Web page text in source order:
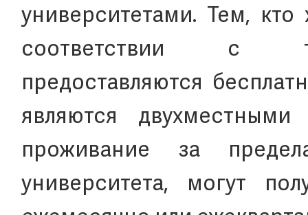
университетами. Тем,
соответствии с
предоставляются
являются
проживание за
университета, могут